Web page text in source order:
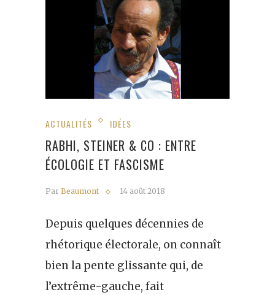
ACTUALITÉS IDÉES
RABHI, STEINER & CO : ENTRE
ÉCOLOGIE ET FASCISME
Par Beaumont 14 août 2018
Depuis quelques décennies de
rhétorique électorale, on connaît
bien la pente glissante qui, de
l’extrême-gauche, fait